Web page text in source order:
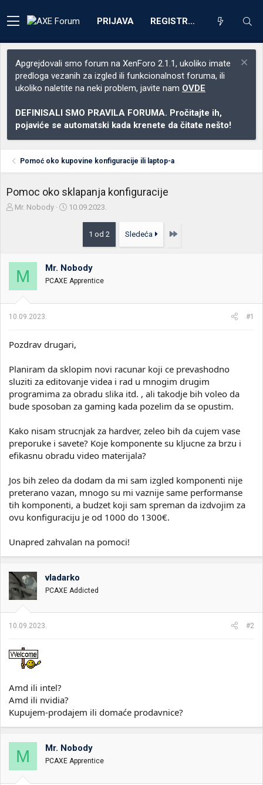
PRIJAVA REGISTRACIJA
Apgrejdovali smo forum na XenForo 2.1.1, ukoliko imate
predloga vezanih za izgled ili funkcionalnost foruma, ili
ukoliko naletite na neki problem, javite nam OVDE
DEFINISALI SMO PRAVILA FORUMA. Pročitajte ih,
pojaviće se automatski kada krenete da čitate nešto!
Pomoć oko kupovine konfiguracije ili laptop-a
Pomoc oko sklapanja konfiguracije
Z
k
t
e
m
Mr. Nobody
D
o
k
e
j
10.09.2023.
1 od 2 Sledeća Poslednja
M Mr. Nobody
PCAXE Apprentice
10.09.2023. #1
Pozdrav drugari,
Planiram da sklopim novi racunar koji ce prevashodno
sluziti za editovanje videa i rad u mnogim drugim
programima za obradu slika itd. , ali takodje bih voleo da
bude sposoban za gaming kada pozelim da se opustim.
Kako nisam strucnjak za hardver, zeleo bih da cujem vase
preporuke i savete? Koje komponente su kljucne za brzu i
efikasnu obradu video materijala?
Jos bih zeleo da dodam da mi sam izgled komponenti nije
preterano vazan, mnogo su mi vaznije same performanse
tih komponenti, a budzet koji sam spreman da izdvojim za
ovu konfiguraciju je od 1000 do 1300€.
Unapred zahvalan na pomoci!
vladarko
PCAXE Addicted
10.09.2023. #2
Amd ili intel?
Amd ili nvidia?
Kupujem-prodajem ili domaće prodavnice?
M Mr. Nobody
PCAXE Apprentice